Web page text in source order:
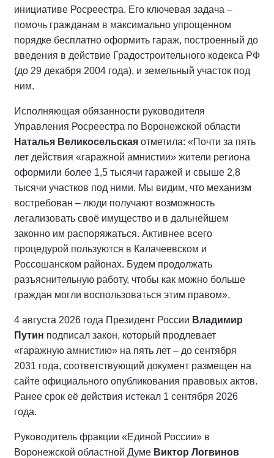
инициативе Росреестра. Его ключевая задача –
помочь гражданам в максимально упрощенном
порядке бесплатно оформить гараж, построенный до
введения в действие Градостроительного кодекса РФ
(до 29 декабря 2004 года), и земельный участок под
ним.
Исполняющая обязанности руководителя
Управления Росреестра по Воронежской области
Наталья Великосельская отметила: «Почти за пять
лет действия «гаражной амнистии» жители региона
оформили более 1,5 тысячи гаражей и свыше 2,8
тысячи участков под ними. Мы видим, что механизм
востребован – люди получают возможность
легализовать своё имущество и в дальнейшем
законно им распоряжаться. Активнее всего
процедурой пользуются в Калачеевском и
Россошанском районах. Будем продолжать
разъяснительную работу, чтобы как можно больше
граждан могли воспользоваться этим правом».
4 августа 2026 года Президент России Владимир
Путин подписал закон, который продлевает
«гаражную амнистию» на пять лет – до сентября
2031 года, соответствующий документ размещен на
сайте официального опубликования правовых актов.
Ранее срок её действия истекал 1 сентября 2026
года.
Руководитель фракции «Единой России» в
Воронежской областной Думе Виктор Логвинов